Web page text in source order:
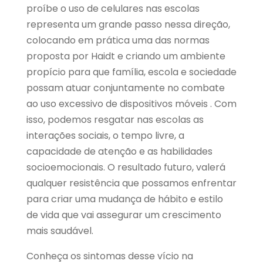
proíbe o uso de celulares nas escolas
representa um grande passo nessa direção,
colocando em prática uma das normas
proposta por Haidt e criando um ambiente
propício para que família, escola e sociedade
possam atuar conjuntamente no combate
ao uso excessivo de dispositivos móveis . Com
isso, podemos resgatar nas escolas as
interações sociais, o tempo livre, a
capacidade de atenção e as habilidades
socioemocionais. O resultado futuro, valerá
qualquer resistência que possamos enfrentar
para criar uma mudança de hábito e estilo
de vida que vai assegurar um crescimento
mais saudável.
Conheça os sintomas desse vício na